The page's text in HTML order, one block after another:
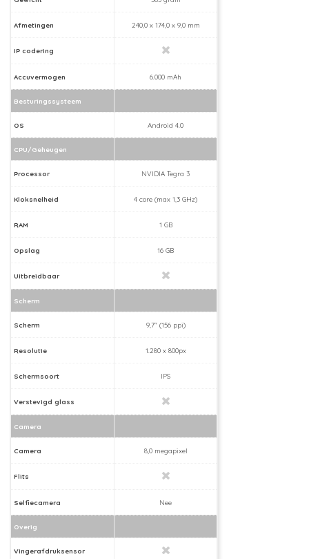
Afmetingen 240,0 x 174,0 x 9,0 mm
IP codering
Accuvermogen 6.000 mAh
Besturingssysteem
OS Android 4.0
CPU/Geheugen
Processor NVIDIA Tegra 3
Kloksnelheid 4 core (max 1,3 GHz)
RAM 1 GB
Opslag 16 GB
Uitbreidbaar
Scherm
Scherm 9,7" (156 ppi)
Resolutie 1.280 x 800px
Schermsoort IPS
Verstevigd glass
Camera
Camera 8,0 megapixel
Flits
Selfiecamera Nee
Overig
Vingerafdruksensor